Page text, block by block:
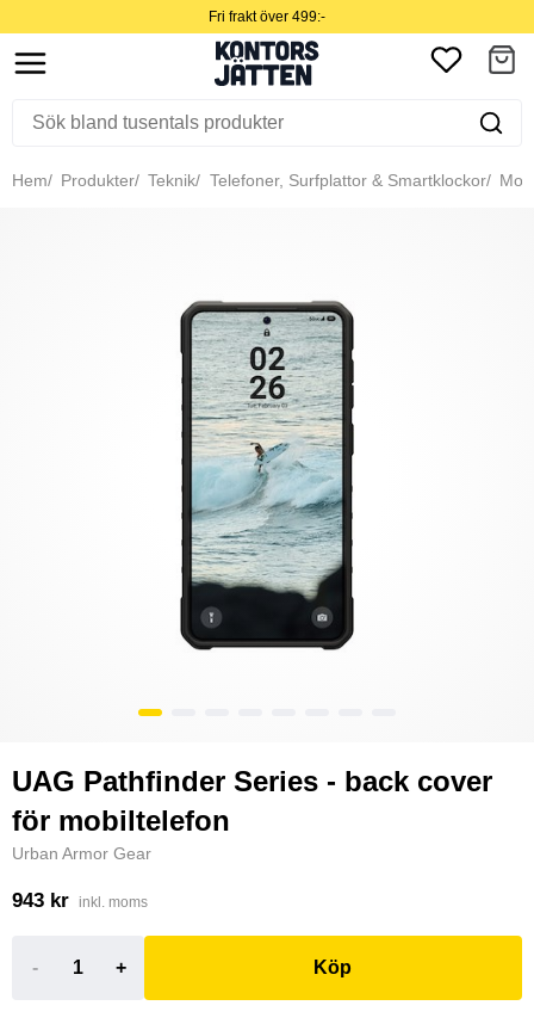
Fri frakt över 499:-
Hem Produkter Teknik Telefoner, Surfplattor & Smartklockor
UAG Pathfinder Series - back cover
för mobiltelefon
Urban Armor Gear
943 kr inkl. moms
- + Köp